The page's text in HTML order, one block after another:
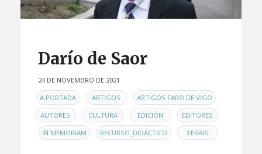
Darío de Saor
24 DE NOVEMBRO DE 2021
ENA PORTADA , ARTIGOS , ARTIGOS FARO DE VIGO ,
AUTORES , CULTURA , EDICIÓN ,
EDITORES
IN MEMORIAM , RECURSO_DIDÁCTICO , XERAIS